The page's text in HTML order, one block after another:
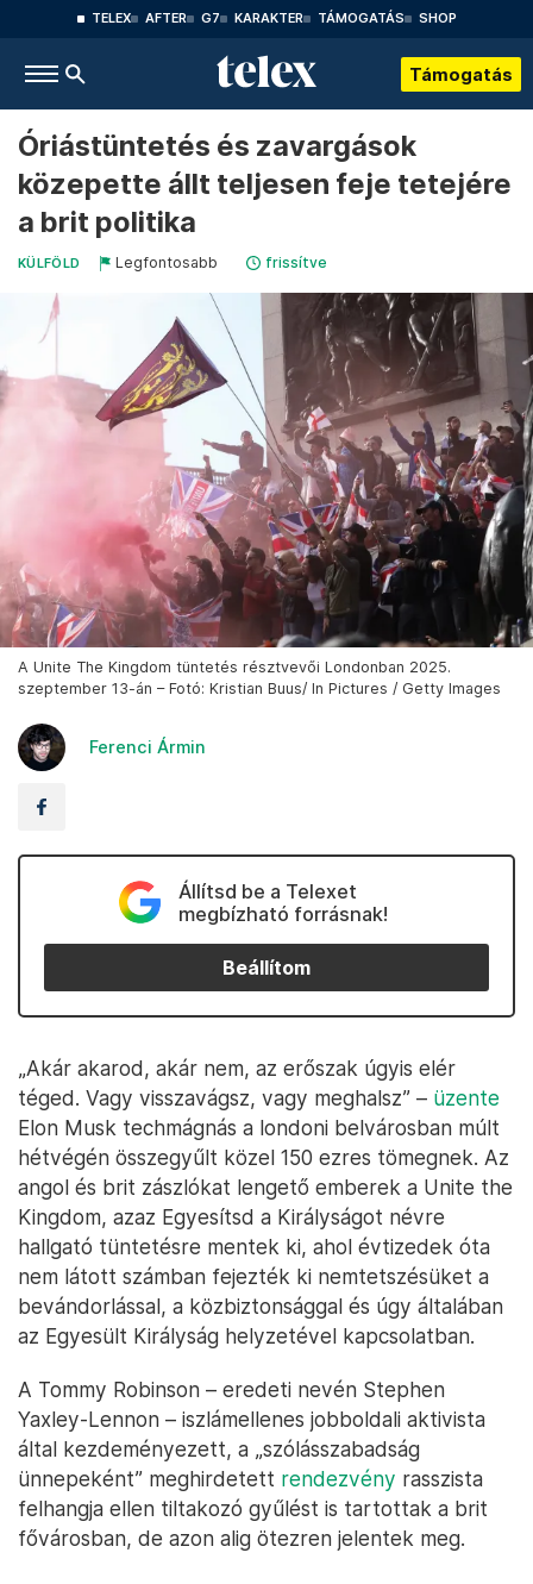
TELEX AFTER G7 KARAKTER TÁMOGATÁS SHOP
Támogatás
Óriástüntetés és zavargások
közepette állt teljesen feje tetejére
a brit politika
KÜLFÖLD Legfontosabb frissítve
A Unite The Kingdom tüntetés résztvevői Londonban 2025.
szeptember 13-án – Fotó: Kristian Buus/ In Pictures / Getty Images
Ferenci Ármin
Állítsd be a Telexet
megbízható forrásnak!
Beállítom
„Akár akarod, akár nem, az erőszak úgyis elér
téged. Vagy visszavágsz, vagy meghalsz” – üzente
Elon Musk techmágnás a londoni belvárosban múlt
hétvégén összegyűlt közel 150 ezres tömegnek. Az
angol és brit zászlókat lengető emberek a Unite the
Kingdom, azaz Egyesítsd a Királyságot névre
hallgató tüntetésre mentek ki, ahol évtizedek óta
nem látott számban fejezték ki nemtetszésüket a
bevándorlással, a közbiztonsággal és úgy általában
az Egyesült Királyság helyzetével kapcsolatban.
A Tommy Robinson – eredeti nevén Stephen
Yaxley-Lennon – iszlámellenes jobboldali aktivista
által kezdeményezett, a „szólásszabadság
ünnepeként” meghirdetett rendezvény rasszista
felhangja ellen tiltakozó gyűlést is tartottak a brit
fővárosban, de azon alig ötezren jelentek meg.